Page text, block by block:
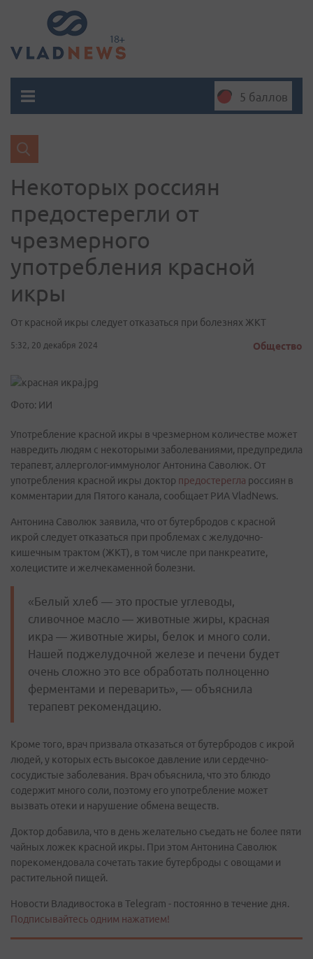
5 баллов
Некоторых россиян
предостерегли от
чрезмерного
употребления красной
икры
От красной икры следует отказаться при болезнях ЖКТ
5:32, 20 декабря 2024 Общество
Фото: ИИ
Употребление красной икры в чрезмерном количестве может
навредить людям с некоторыми заболеваниями, предупредила
терапевт, аллерголог-иммунолог Антонина Саволюк. От
употребления красной икры доктор предостерегла россиян в
комментарии для Пятого канала, сообщает РИА VladNews.
Антонина Саволюк заявила, что от бутербродов с красной
икрой следует отказаться при проблемах с желудочно-
кишечным трактом (ЖКТ), в том числе при панкреатите,
холецистите и желчекаменной болезни.
«Белый хлеб — это простые углеводы,
сливочное масло — животные жиры, красная
икра — животные жиры, белок и много соли.
Нашей поджелудочной железе и печени будет
очень сложно это все обработать полноценно
ферментами и переварить», — объяснила
терапевт рекомендацию.
Кроме того, врач призвала отказаться от бутербродов с икрой
людей, у которых есть высокое давление или сердечно-
сосудистые заболевания. Врач объяснила, что это блюдо
содержит много соли, поэтому его употребление может
вызвать отеки и нарушение обмена веществ.
Доктор добавила, что в день желательно съедать не более пяти
чайных ложек красной икры. При этом Антонина Саволюк
порекомендовала сочетать такие бутерброды с овощами и
растительной пищей.
Новости Владивостока в Telegram - постоянно в течение дня.
Подписывайтесь одним нажатием!